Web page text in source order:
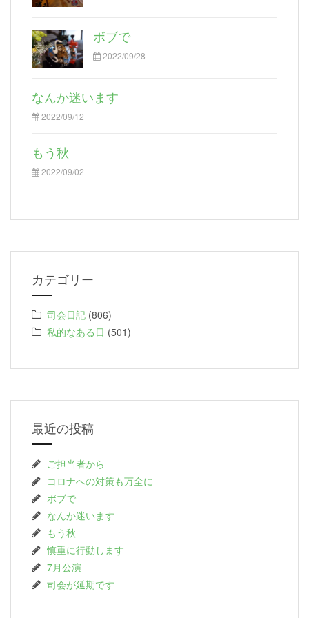
ボブで
2022/09/28
なんか迷います
2022/09/12
もう秋
2022/09/02
カテゴリー
司会日記 (806)
私的なある日 (501)
最近の投稿
ご担当者から
コロナへの対策も万全に
ボブで
なんか迷います
もう秋
慎重に行動します
7月公演
司会が延期です